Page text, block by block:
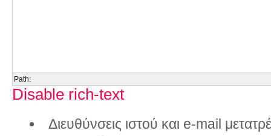
Path:
Disable rich-text
Διευθύνσεις ιστού και e-mail